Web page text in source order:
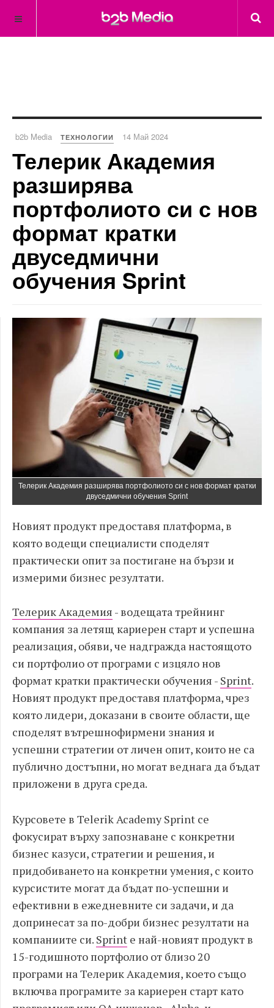
b2b Media ТЕХНОЛОГИИ 14 Май 2024
Телерик Академия
разширява
портфолиото си с нов
формат кратки
двуседмични
обучения Sprint
Телерик Академия разширява портфолиото си с нов формат кратки
двуседмични обучения Sprint
Новият продукт предоставя платформа, в
която водещи специалисти споделят
практически опит за постигане на бързи и
измерими бизнес резултати.
Телерик Академия - водещата трейнинг
компания за летящ кариерен старт и успешна
реализация, обяви, че надгражда настоящото
си портфолио от програми с изцяло нов
формат кратки практически обучения - Sprint.
Новият продукт предоставя платформа, чрез
която лидери, доказани в своите области, ще
споделят вътрешнофирмени знания и
успешни стратегии от личен опит, които не са
публично достъпни, но могат веднага да бъдат
приложени в друга среда.
Курсовете в Telerik Academy Sprint се
фокусират върху запознаване с конкретни
бизнес казуси, стратегии и решения, и
придобиването на конкретни умения, с които
курсистите могат да бъдат по-успешни и
ефективни в ежедневните си задачи, и да
допринесат за по-добри бизнес резултати на
компаниите си. Sprint е най-новият продукт в
15-годишното портфолио от близо 20
програми на Телерик Академия, което също
включва програмите за кариерен старт като